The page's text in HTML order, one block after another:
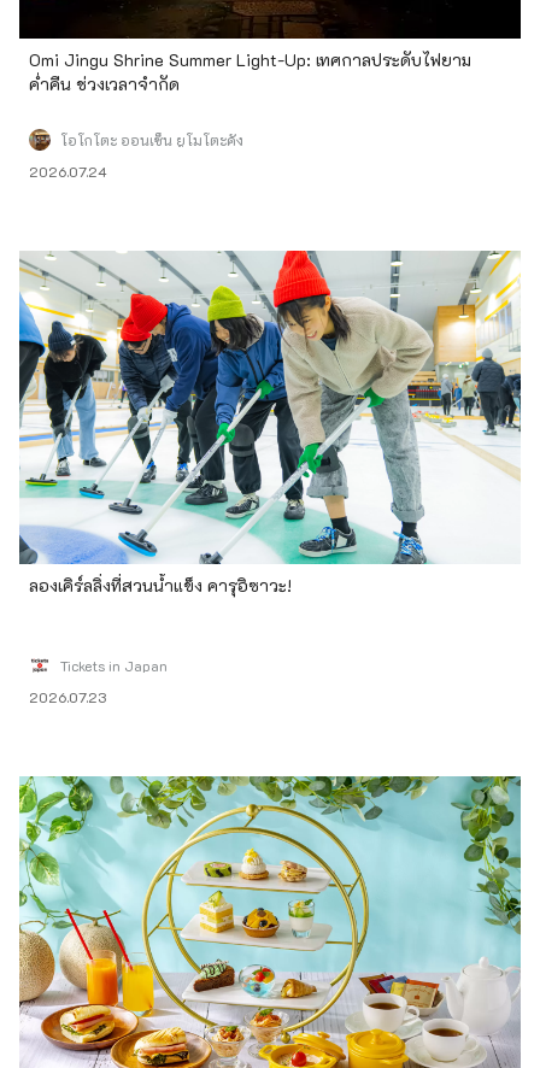
Omi Jingu Shrine Summer Light-Up: เทศกาลประดับไฟยาม
ค่ำคืน ช่วงเวลาจำกัด
โอโกโตะ ออนเซ็น ยูโมโตะคัง
2026.07.24
ลองเคิร์ลลิ่งที่สวนน้ำแข็ง คารุอิซาวะ!
Tickets in Japan
2026.07.23